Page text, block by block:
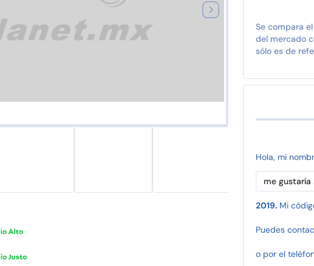
Se compara
del mercado
sólo es de
Hola, mi
2019. Mi
Puedes
o por el